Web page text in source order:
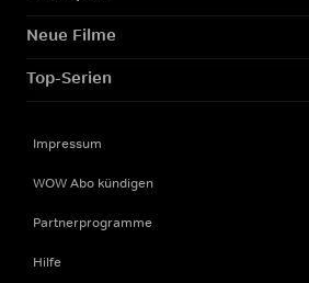
Neue Filme
Top-Serien
Impressum
WOW Abo kündigen
Partnerprogramme
Hilfe